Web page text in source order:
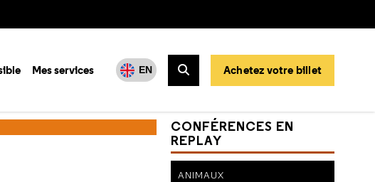
Mes services EN
Rechercher
Achetez votre billet
CONFÉRENCES EN
REPLAY
ANIMAUX